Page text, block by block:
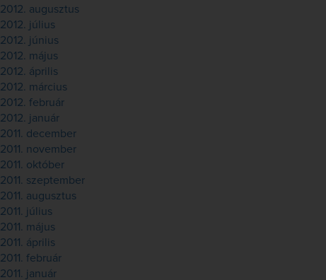
2012. augusztus
2012. július
2012. június
2012. május
2012. április
2012. március
2012. február
2012. január
2011. december
2011. november
2011. október
2011. szeptember
2011. augusztus
2011. július
2011. május
2011. április
2011. február
2011. január